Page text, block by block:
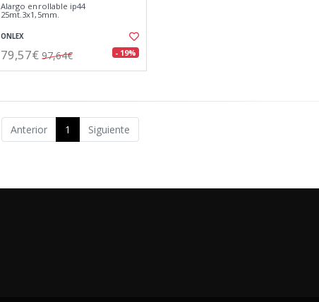
Alargo enrollable ip44
25mt.3x1,5mm.
ONLEX
79,57€ 97,64€ - 19%
Anterior 1 Siguiente